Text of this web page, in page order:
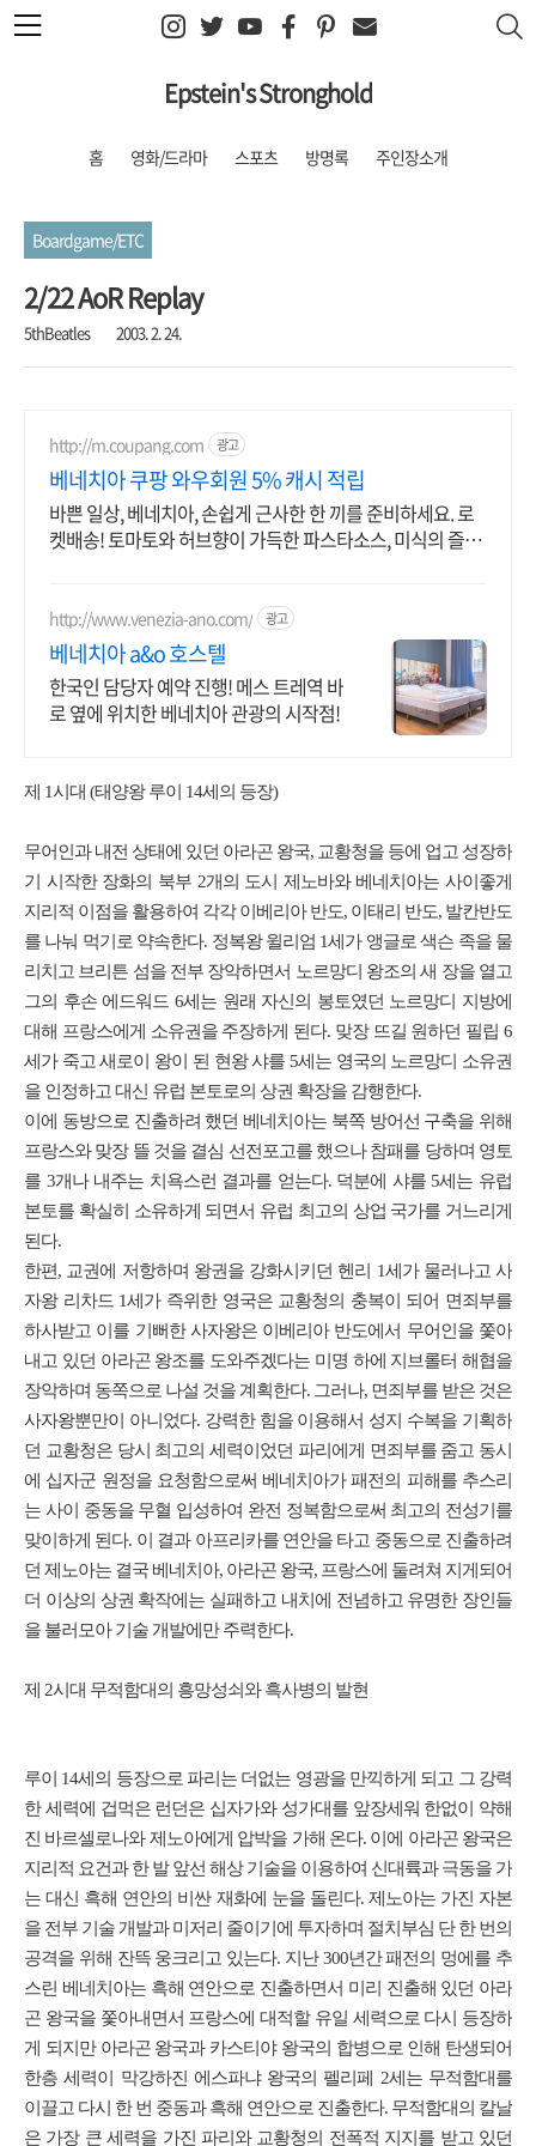
본문 바로가기
Epstein's Stronghold
홈 영화/드라마 스포츠 방명록 주인장소개
Boardgame/ETC
2/22 AoR Replay
5thBeatles 2003. 2. 24.
http://m.coupang.com 광고
베네치아 쿠팡 와우회원 5% 캐시 적립
바쁜 일상, 베네치아, 손쉽게 근사한 한 끼를 준비하세요. 로
켓배송! 토마토와 허브향이 가득한 파스타소스, 미식의 즐거
http://www.venezia-ano.com/ 광고
베네치아 a&o 호스텔
한국인 담당자 예약 진행! 메스 트레역 바
로 옆에 위치한 베네치아 관광의 시작점!
제 1시대 (태양왕 루이 14세의 등장)
무어인과 내전 상태에 있던 아라곤 왕국, 교황청을 등에 업고 성장하
기 시작한 장화의 북부 2개의 도시 제노바와 베네치아는 사이좋게
지리적 이점을 활용하여 각각 이베리아 반도, 이태리 반도, 발칸반도
를 나눠 먹기로 약속한다. 정복왕 윌리엄 1세가 앵글로 색슨 족을 물
리치고 브리튼 섬을 전부 장악하면서 노르망디 왕조의 새 장을 열고
그의 후손 에드워드 6세는 원래 자신의 봉토였던 노르망디 지방에
대해 프랑스에게 소유권을 주장하게 된다. 맞장 뜨길 원하던 필립 6
세가 죽고 새로이 왕이 된 현왕 샤를 5세는 영국의 노르망디 소유권
을 인정하고 대신 유럽 본토로의 상권 확장을 감행한다.
이에 동방으로 진출하려 했던 베네치아는 북쪽 방어선 구축을 위해
프랑스와 맞장 뜰 것을 결심 선전포고를 했으나 참패를 당하며 영토
를 3개나 내주는 치욕스런 결과를 얻는다. 덕분에 샤를 5세는 유럽
본토를 확실히 소유하게 되면서 유럽 최고의 상업 국가를 거느리게
된다.
한편, 교권에 저항하며 왕권을 강화시키던 헨리 1세가 물러나고 사
자왕 리차드 1세가 즉위한 영국은 교황청의 충복이 되어 면죄부를
하사받고 이를 기뻐한 사자왕은 이베리아 반도에서 무어인을 쫓아
내고 있던 아라곤 왕조를 도와주겠다는 미명 하에 지브롤터 해협을
장악하며 동쪽으로 나설 것을 계획한다. 그러나, 면죄부를 받은 것은
사자왕뿐만이 아니었다. 강력한 힘을 이용해서 성지 수복을 기획하
던 교황청은 당시 최고의 세력이었던 파리에게 면죄부를 줌고 동시
에 십자군 원정을 요청함으로써 베네치아가 패전의 피해를 추스리
는 사이 중동을 무혈 입성하여 완전 정복함으로써 최고의 전성기를
맞이하게 된다. 이 결과 아프리카를 연안을 타고 중동으로 진출하려
던 제노아는 결국 베네치아, 아라곤 왕국, 프랑스에 둘려쳐 지게되어
더 이상의 상권 확작에는 실패하고 내치에 전념하고 유명한 장인들
을 불러모아 기술 개발에만 주력한다.
제 2시대 무적함대의 흥망성쇠와 흑사병의 발현
루이 14세의 등장으로 파리는 더없는 영광을 만끽하게 되고 그 강력
한 세력에 겁먹은 런던은 십자가와 성가대를 앞장세워 한없이 약해
진 바르셀로나와 제노아에게 압박을 가해 온다. 이에 아라곤 왕국은
지리적 요건과 한 발 앞선 해상 기술을 이용하여 신대륙과 극동을 가
는 대신 흑해 연안의 비싼 재화에 눈을 돌린다. 제노아는 가진 자본
을 전부 기술 개발과 미저리 줄이기에 투자하며 절치부심 단 한 번의
공격을 위해 잔뜩 웅크리고 있는다. 지난 300년간 패전의 멍에를 추
스린 베네치아는 흑해 연안으로 진출하면서 미리 진출해 있던 아라
곤 왕국을 쫓아내면서 프랑스에 대적할 유일 세력으로 다시 등장하
게 되지만 아라곤 왕국과 카스티야 왕국의 합병으로 인해 탄생되어
한층 세력이 막강하진 에스파냐 왕국의 펠리페 2세는 무적함대를
이끌고 다시 한 번 중동과 흑해 연안으로 진출한다. 무적함대의 칼날
은 가장 큰 세력을 가진 파리와 교황청의 전폭적 지지를 받고 있던